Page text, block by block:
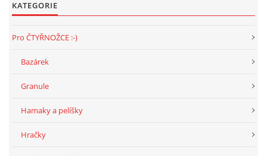
KATEGORIE
Pro ČTYŘNOŽCE :-)
Bazárek
Granule
Hamaky a pelíšky
Hračky